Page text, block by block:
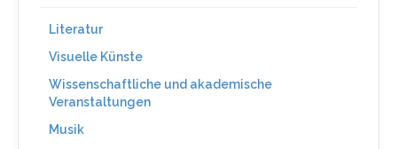
Literatur
Visuelle Künste
Wissenschaftliche und akademische
Veranstaltungen
Musik